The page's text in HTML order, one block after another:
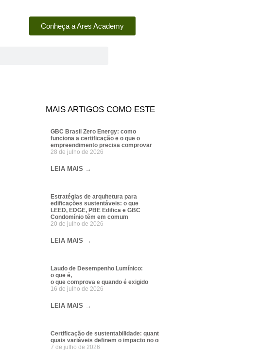
Conheça a Ares Academy
MAIS ARTIGOS COMO ESTE
GBC Brasil Zero Energy: como
funciona a certificação e o que o
empreendimento precisa comprovar
28 de julho de 2026
LEIA MAIS →
Estratégias de arquitetura para
edificações sustentáveis: o que
LEED, EDGE, PBE Edifica e GBC
Condomínio têm em comum
20 de julho de 2026
LEIA MAIS →
Laudo de Desempenho Lumínico:
o que é,
o que comprova e quando é exigido
16 de julho de 2026
LEIA MAIS →
Certificação de sustentabilidade: quanto custa e
quais variáveis definem o impacto no orçamento da obra
7 de julho de 2026